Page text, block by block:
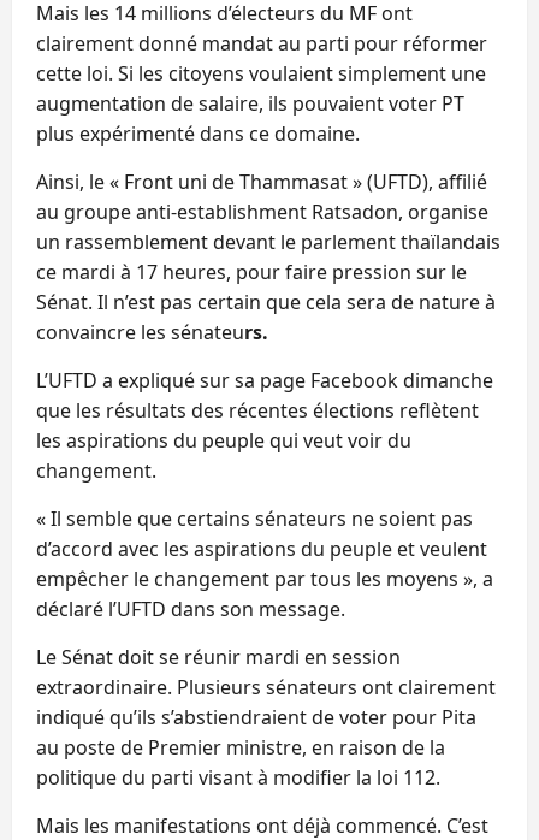
Mais les 14 millions d’électeurs du MF ont
clairement donné mandat au parti pour réformer
cette loi. Si les citoyens voulaient simplement une
augmentation de salaire, ils pouvaient voter PT
plus expérimenté dans ce domaine.
Ainsi, le « Front uni de Thammasat » (UFTD), affilié
au groupe anti-establishment Ratsadon, organise
un rassemblement devant le parlement thaïlandais
ce mardi à 17 heures, pour faire pression sur le
Sénat. Il n’est pas certain que cela sera de nature à
convaincre les sénateurs.
L’UFTD a expliqué sur sa page Facebook dimanche
que les résultats des récentes élections reflètent
les aspirations du peuple qui veut voir du
changement.
« Il semble que certains sénateurs ne soient pas
d’accord avec les aspirations du peuple et veulent
empêcher le changement par tous les moyens », a
déclaré l’UFTD dans son message.
Le Sénat doit se réunir mardi en session
extraordinaire. Plusieurs sénateurs ont clairement
indiqué qu’ils s’abstiendraient de voter pour Pita
au poste de Premier ministre, en raison de la
politique du parti visant à modifier la loi 112.
Mais les manifestations ont déjà commencé. C’est